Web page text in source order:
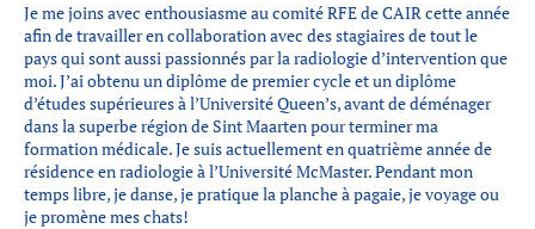
Je me joins avec enthousiasme au comité RFE de CAIR cette année
afin de travailler en collaboration avec des stagiaires de tout le
pays qui sont aussi passionnés par la radiologie d’intervention que
moi. J’ai obtenu un diplôme de premier cycle et un diplôme
d’études supérieures à l’Université Queen’s, avant de déménager
dans la superbe région de Sint Maarten pour terminer ma
formation médicale. Je suis actuellement en quatrième année de
résidence en radiologie à l’Université McMaster. Pendant mon
temps libre, je danse, je pratique la planche à pagaie, je voyage ou
je promène mes chats!